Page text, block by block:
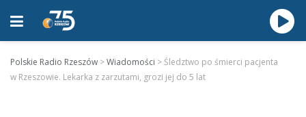
Polskie Radio Rzeszów >Wiadomości >Śledztwo po śmierci pacjenta
w Rzeszowie. Lekarka z zarzutami, grozi jej do 5 lat